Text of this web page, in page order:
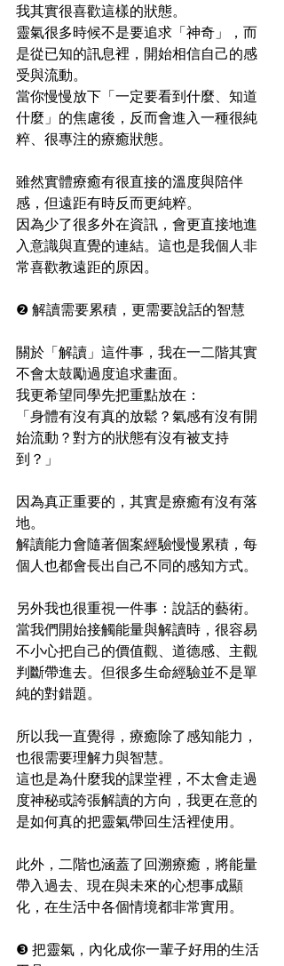
我其實很喜歡這樣的狀態。
靈氣很多時候不是要追求「神奇」，而
是從已知的訊息裡，開始相信自己的感
受與流動。
當你慢慢放下「一定要看到什麼、知道
什麼」的焦慮後，反而會進入一種很純
粹、很專注的療癒狀態。
雖然實體療癒有很直接的溫度與陪伴
感，但遠距有時反而更純粹。
因為少了很多外在資訊，會更直接地進
入意識與直覺的連結。這也是我個人非
常喜歡教遠距的原因。
❷ 解讀需要累積，更需要說話的智慧
關於「解讀」這件事，我在一二階其實
不會太鼓勵過度追求畫面。
我更希望同學先把重點放在：
「身體有沒有真的放鬆？氣感有沒有開
始流動？對方的狀態有沒有被支持
到？」
因為真正重要的，其實是療癒有沒有落
地。
解讀能力會隨著個案經驗慢慢累積，每
個人也都會長出自己不同的感知方式。
另外我也很重視一件事：說話的藝術。
當我們開始接觸能量與解讀時，很容易
不小心把自己的價值觀、道德感、主觀
判斷帶進去。但很多生命經驗並不是單
純的對錯題。
所以我一直覺得，療癒除了感知能力，
也很需要理解力與智慧。
這也是為什麼我的課堂裡，不太會走過
度神秘或誇張解讀的方向，我更在意的
是如何真的把靈氣帶回生活裡使用。
此外，二階也涵蓋了回溯療癒，將能量
帶入過去、現在與未來的心想事成顯
化，在生活中各個情境都非常實用。
❸ 把靈氣，內化成你一輩子好用的生活